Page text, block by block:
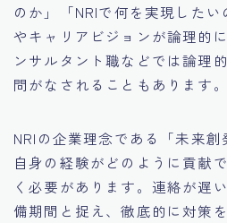
のか」「NRIで何を実現した
やキャリアビジョンが論理的
ンサルタント職などでは論理
問がなされることもあります。
NRIの企業理念である「未来創
自身の経験がどのように貢献
く必要があります。連絡が遅
備期間と捉え、徹底的に対策